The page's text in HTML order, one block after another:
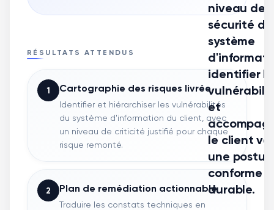
niveau de
sécurité
système
identifier
et
le client
une
conforme
durable.
RÉSULTATS ATTENDUS
1 Cartographie des risques livrée
Identifier et hiérarchiser les vulnérabilités
du système d'information du client, avec
un niveau de criticité justifié pour chaque
risque remonté.
2 Plan de remédiation actionnable
Traduire les constats techniques en